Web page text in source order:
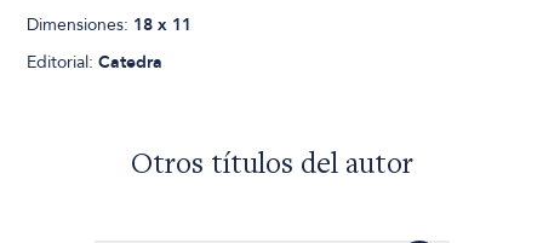
Dimensiones: 18 x 11
Editorial:Catedra
Otros títulos del autor